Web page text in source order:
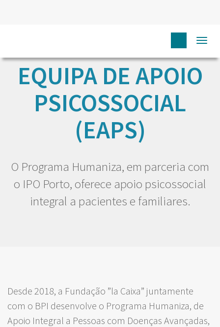
EQUIPA DE APOIO
PSICOSSOCIAL
(EAPS)
O Programa Humaniza, em parceria com
o IPO Porto, oferece apoio psicossocial
integral a pacientes e familiares.
Desde 2018, a Fundação ”la Caixa” juntamente
com o BPI desenvolve o Programa Humaniza, de
Apoio Integral a Pessoas com Doenças Avançadas,